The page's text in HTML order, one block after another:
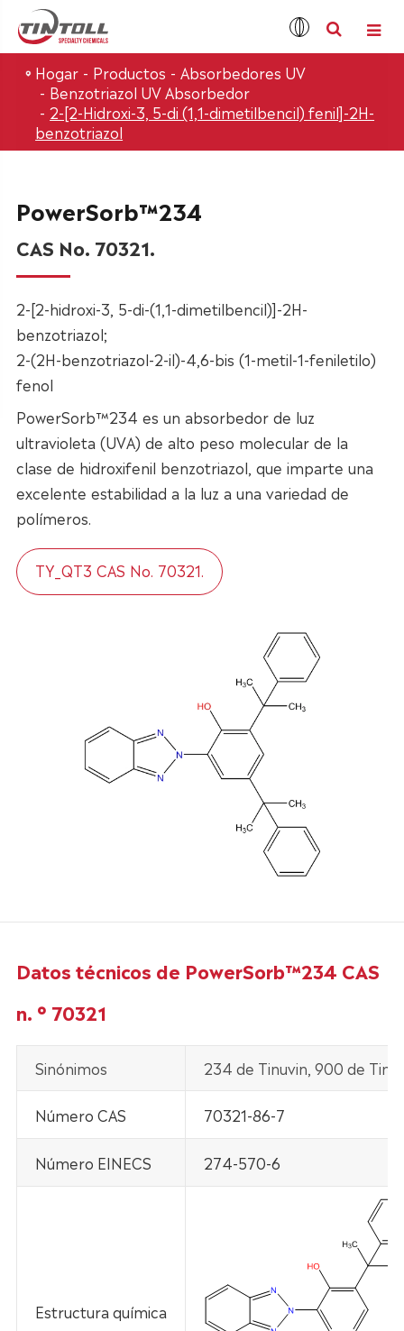
Hogar Productos
Absorbedores UV
Benzotriazol UV Absorbedor
2-[2-Hidroxi-3, 5-di (1,1-dimetilbencil) fenil]-2H-
benzotriazol
PowerSorb™234
CAS No. 70321.
2-[2-hidroxi-3, 5-di-(1,1-dimetilbencil)]-2H-
benzotriazol;
2-(2H-benzotriazol-2-il)-4,6-bis (1-metil-1-feniletilo)
fenol
PowerSorb™234 es un absorbedor de luz
ultravioleta (UVA) de alto peso molecular de la
clase de hidroxifenil benzotriazol, que imparte una
excelente estabilidad a la luz a una variedad de
polímeros.
TY_QT3 CAS No. 70321.
Datos técnicos de PowerSorb™234 CAS
n. ° 70321
Sinónimos 234 de Tinuvin, 900 de
Número CAS 70321-86-7
Número EINECS 274-570-6
Estructura química